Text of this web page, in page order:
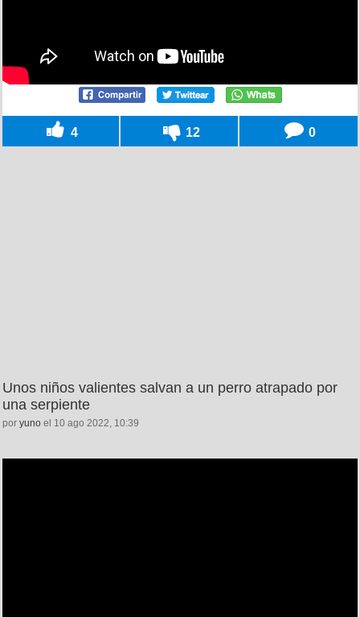
4 12 0
Unos niños valientes salvan a un perro atrapado por
una serpiente
por yuno el 10 ago 2022, 10:39